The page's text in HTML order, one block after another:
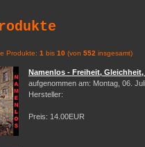
Produkte: 1 bis 10 (von 552 insgesamt)
Namenlos - Freiheit,
aufgenommen am: Montag, 06.
Hersteller:
Preis: 14.00EUR